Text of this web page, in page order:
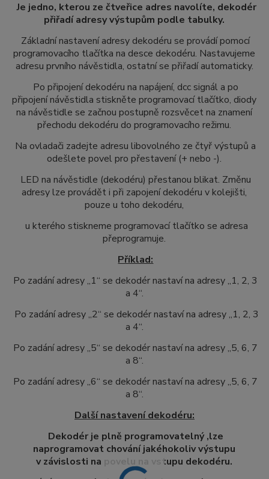
Je jedno, kterou ze čtveřice adres navolíte, dekodér
přiřadí adresy výstupům podle tabulky.
Základní nastavení adresy dekodéru se provádí pomocí
programovacího tlačítka na desce dekodéru. Nastavujeme
adresu prvního návěstidla, ostatní se přiřadí automaticky.
Po připojení dekodéru na napájení, dcc signál a po
připojení návěstidla stiskněte programovací tlačítko, diody
na návěstidle se začnou postupně rozsvěcet na znamení
přechodu dekodéru do programovacího režimu.
Na ovladači zadejte adresu libovolného ze čtyř výstupů a
odešlete povel pro přestavení (+ nebo -).
LED na návěstidle (dekodéru) přestanou blikat. Změnu
adresy lze provádět i při zapojení dekodéru v kolejišti,
pouze u toho dekodéru,
u kterého stiskneme programovací tlačítko se adresa
přeprogramuje.
Příklad:
Po zadání adresy „1“ se dekodér nastaví na adresy „1, 2, 3
a 4“.
Po zadání adresy „2“ se dekodér nastaví na adresy „1, 2, 3
a 4“.
Po zadání adresy „5“ se dekodér nastaví na adresy „5, 6, 7
a 8“.
Po zadání adresy „6“ se dekodér nastaví na adresy „5, 6, 7
a 8“.
Další nastavení dekodéru:
Dekodér je plně programovatelný ,lze
naprogramovat chování jakéhokoliv výstupu
v závislosti na povelu na vstupu dekodéru.